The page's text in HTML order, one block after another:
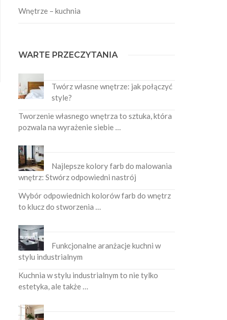
Wnętrze – kuchnia
WARTE PRZECZYTANIA
Twórz własne wnętrze: jak połączyć
style?
Tworzenie własnego wnętrza to sztuka, która
pozwala na wyrażenie siebie …
Najlepsze kolory farb do malowania
wnętrz: Stwórz odpowiedni nastrój
Wybór odpowiednich kolorów farb do wnętrz
to klucz do stworzenia …
Funkcjonalne aranżacje kuchni w
stylu industrialnym
Kuchnia w stylu industrialnym to nie tylko
estetyka, ale także …